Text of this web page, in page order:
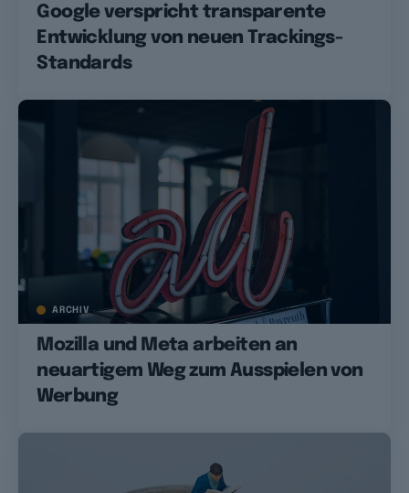
Google verspricht transparente
Entwicklung von neuen Trackings-
Standards
ARCHIV
Mozilla und Meta arbeiten an
neuartigem Weg zum Ausspielen von
Werbung